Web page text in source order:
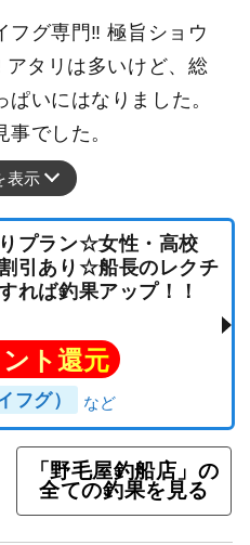
フグ専門‼ 極旨ショウ
タリは多いけど、総
いにはなりました。
事でした。
表示
プラン☆女性・高校
引あり☆船長のレクチ
れば釣果アップ！！
ト還元
フグ）
「野毛屋釣船店」の
全ての釣果を見る